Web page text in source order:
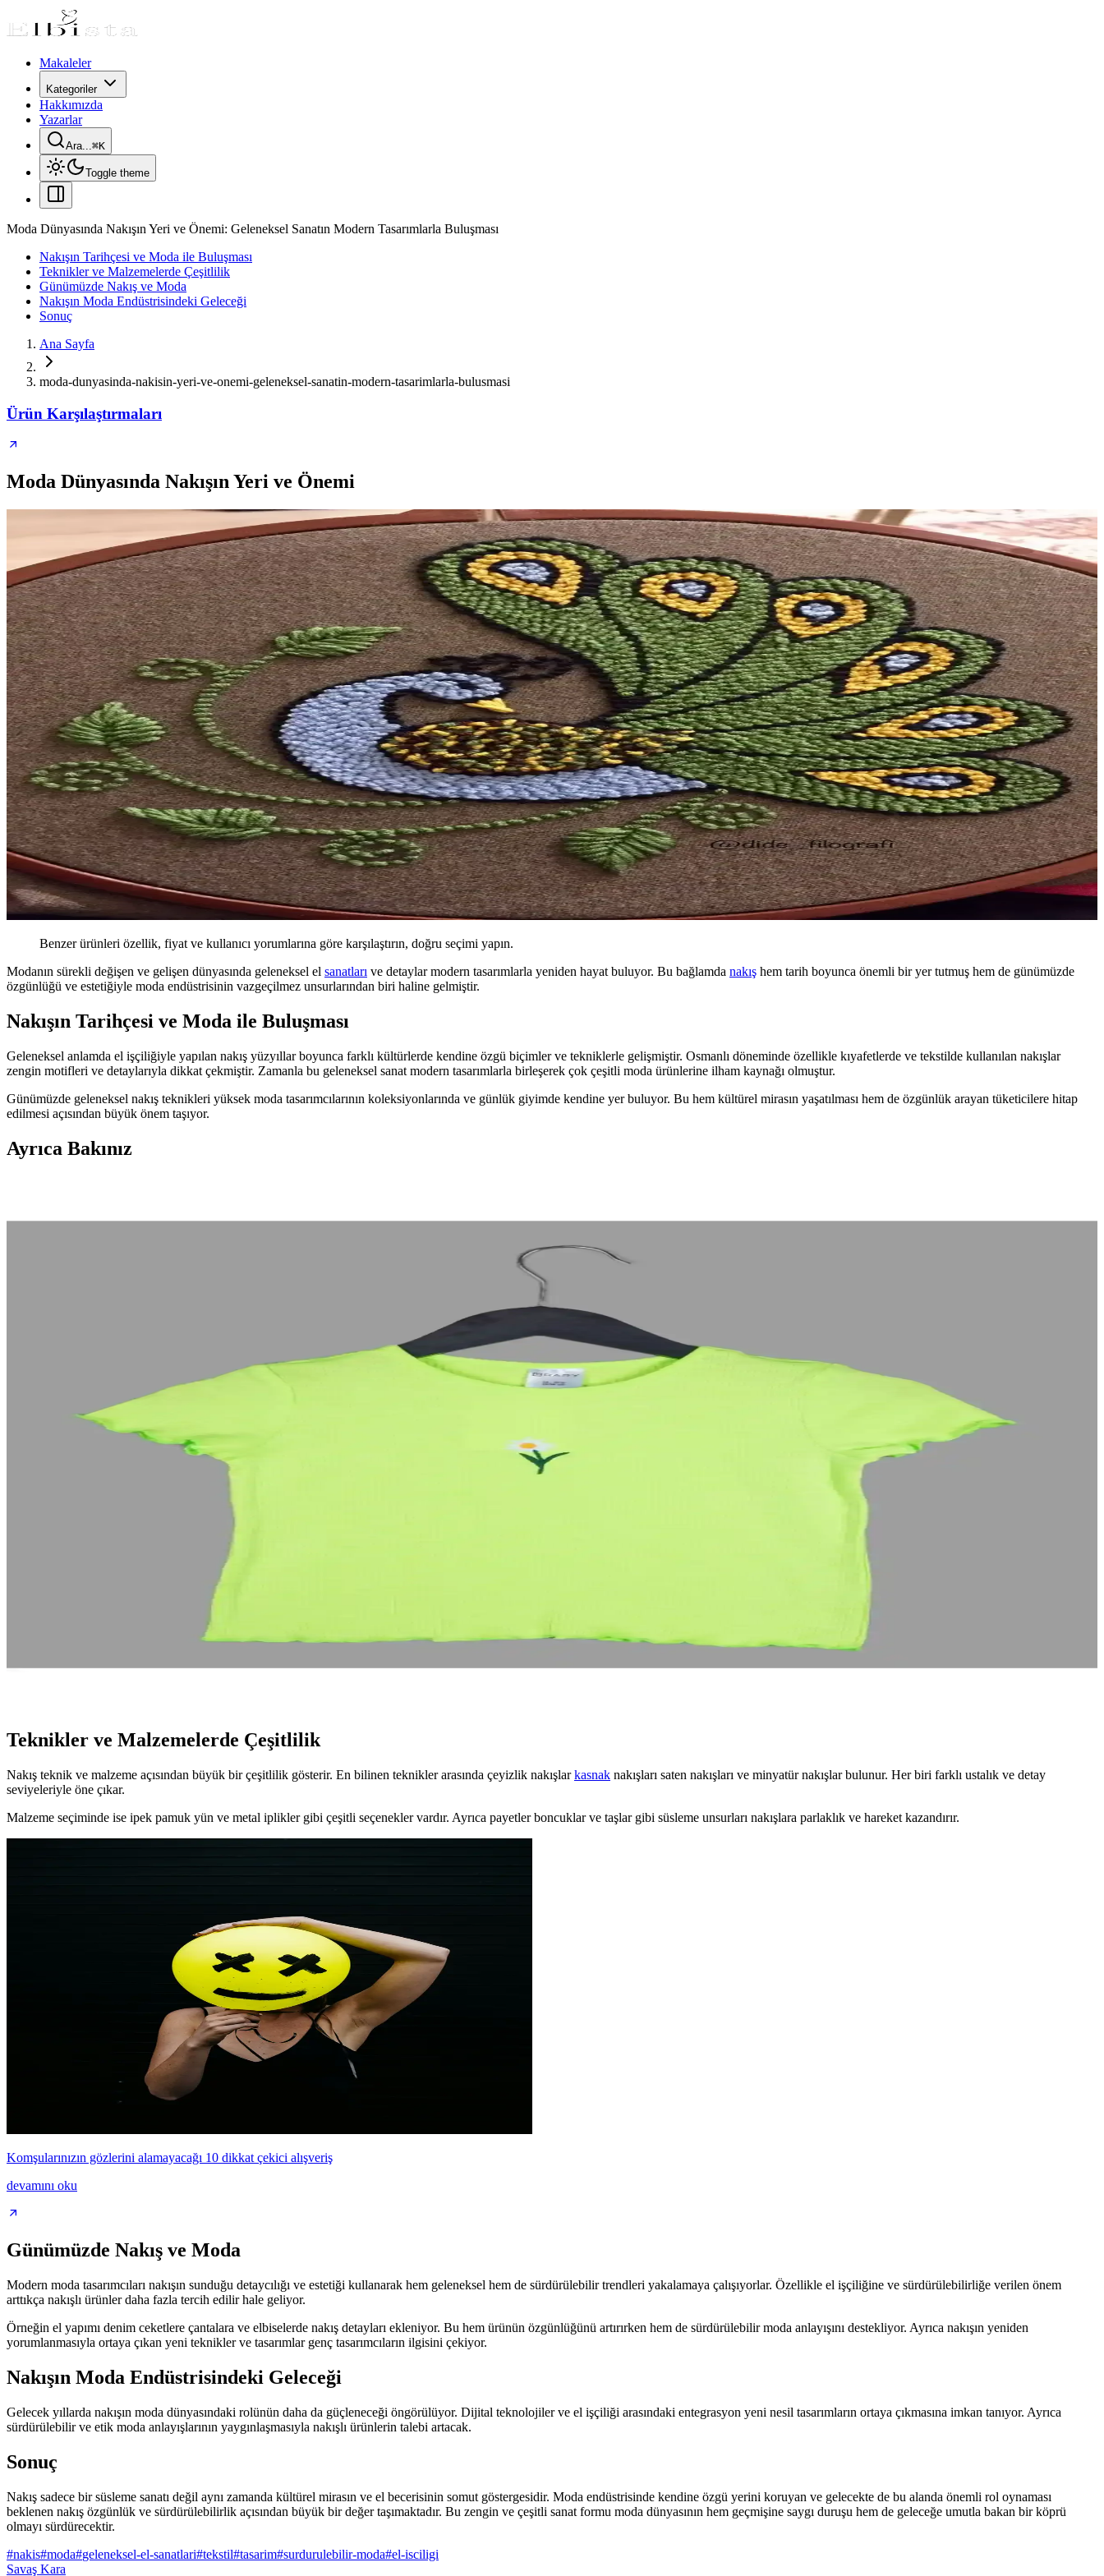
Makaleler
Kategoriler
Hakkımızda
Yazarlar
Ara...⌘K
Toggle theme
Moda Dünyasında Nakışın Yeri ve Önemi: Geleneksel Sanatın Modern Tasarımlarla Buluşması
Nakışın Tarihçesi ve Moda ile Buluşması
Teknikler ve Malzemelerde Çeşitlilik
Günümüzde Nakış ve Moda
Nakışın Moda Endüstrisindeki Geleceği
Sonuç
Ana Sayfa
moda-dunyasinda-nakisin-yeri-ve-onemi-geleneksel-sanatin-modern-tasarimlarla-bulusmasi
Ürün Karşılaştırmaları
Moda Dünyasında Nakışın Yeri ve Önemi
Benzer ürünleri özellik, fiyat ve kullanıcı yorumlarına göre karşılaştırın, doğru seçimi yapın.
Modanın sürekli değişen ve gelişen dünyasında geleneksel el sanatları ve detaylar modern tasarımlarla yeniden hayat buluyor. Bu bağlamda nakış hem tarih boyunca önemli bir yer tutmuş hem de günümüzde
özgünlüğü ve estetiğiyle moda endüstrisinin vazgeçilmez unsurlarından biri haline gelmiştir.
Nakışın Tarihçesi ve Moda ile Buluşması
Geleneksel anlamda el işçiliğiyle yapılan nakış yüzyıllar boyunca farklı kültürlerde kendine özgü biçimler ve tekniklerle gelişmiştir. Osmanlı döneminde özellikle kıyafetlerde ve tekstilde kullanılan nakışlar
zengin motifleri ve detaylarıyla dikkat çekmiştir. Zamanla bu geleneksel sanat modern tasarımlarla birleşerek çok çeşitli moda ürünlerine ilham kaynağı olmuştur.
Günümüzde geleneksel nakış teknikleri yüksek moda tasarımcılarının koleksiyonlarında ve günlük giyimde kendine yer buluyor. Bu hem kültürel mirasın yaşatılması hem de özgünlük arayan tüketicilere hitap
edilmesi açısından büyük önem taşıyor.
Ayrıca Bakınız
Pakistanlı Eid Kıyafetleri: Kültürel Miras ve Moda Çeşitliliğinin İncelenmesi
Pakistanlı Eid kıyafetleri, zengin nakışları ve canlı renkleriyle kültürel mirası yansıtır. Moda sektöründe model çeşitliliği sınırlıdır ve 'desi' terimi Pakistan modasıyla tam örtüşmez. Geleneksel kıyafetler
Cigit Nakışlı Mevsimlik Bebek Zıbın Takımı 0-3 Yaş Konfor ve Şıklık Sunar
Cigit markasının nakışlı mevsimlik zıbın takımı, %97 pamuk ve elastan içeriğiyle bebeklerin hassas cildine uygun, kolay bakım ve şıklık sunar, hareket özgürlüğü sağlar.
Ixir Nakış Armalı Mevsimlik Erkek Mont ve Ceket: Şık ve Fonksiyonel Tasarım
Şık nakış detayları ve dayanıklı kumaşıyla Ixir erkek mont ve ceket, rahatlık ve stil sunar. Türkiye üretimi, pratik kullanımıyla her mevsim tercih edilir.
Erkek Çok Renkli Fermarlı Nakış Detaylı Düz Paça Eşofman Altı Paketi 4'lü Set
Dört renk seçeneğiyle modern tasarıma sahip erkek eşofman altları, fermaralı cepleri ve nakış detaylarıyla spor ve günlük kullanım için ideal, rahat ve dayanıklı ürünler.
İşlemeli Yelek Modelleri: Tasarım, Teknikler ve Moda Dünyasındaki Önemi
İşlemeli yelekler, doğal kumaşlar ve çeşitli motiflerle tasarlanır. El nakışı, makine nakışı ve karma tekniklerle hazırlanan bu yelekler, hem günlük hem özel kullanıma uygun şık ve estetik ürünlerdir.
Krem Rengi Yağmurluklarda Nakış Tekniklerinin Moda ve Stil Üzerindeki Etkisi
Krem rengi yağmurluklarda nakış teknikleri, sade parçaları estetik ve fonksiyonel açıdan zenginleştirir. Makine nakışı ve boncuk detaylarıyla stilinizi kişiselleştirin ve modaya özgünlük katın.
Teknikler ve Malzemelerde Çeşitlilik
Nakış teknik ve malzeme açısından büyük bir çeşitlilik gösterir. En bilinen teknikler arasında çeyizlik nakışlarkasnak nakışları saten nakışları ve minyatür nakışlar bulunur. Her biri farklı ustalık ve detay
seviyeleriyle öne çıkar.
Malzeme seçiminde ise ipek pamuk yün ve metal iplikler gibi çeşitli seçenekler vardır. Ayrıca payetler boncuklar ve taşlar gibi süsleme unsurları nakışlara parlaklık ve hareket kazandırır.
Komşularınızın gözlerini alamayacağı 10 dikkat çekici alışveriş
devamını oku
Günümüzde Nakış ve Moda
Modern moda tasarımcıları nakışın sunduğu detaycılığı ve estetiği kullanarak hem geleneksel hem de sürdürülebilir trendleri yakalamaya çalışıyorlar. Özellikle el işçiliğine ve sürdürülebilirliğe verilen önem
arttıkça nakışlı ürünler daha fazla tercih edilir hale geliyor.
Örneğin el yapımı denim ceketlere çantalara ve elbiselerde nakış detayları ekleniyor. Bu hem ürünün özgünlüğünü artırırken hem de sürdürülebilir moda anlayışını destekliyor. Ayrıca nakışın yeniden
yorumlanmasıyla ortaya çıkan yeni teknikler ve tasarımlar genç tasarımcıların ilgisini çekiyor.
Nakışın Moda Endüstrisindeki Geleceği
Gelecek yıllarda nakışın moda dünyasındaki rolünün daha da güçleneceği öngörülüyor. Dijital teknolojiler ve el işçiliği arasındaki entegrasyon yeni nesil tasarımların ortaya çıkmasına imkan tanıyor. Ayrıca
sürdürülebilir ve etik moda anlayışlarının yaygınlaşmasıyla nakışlı ürünlerin talebi artacak.
Sonuç
Nakış sadece bir süsleme sanatı değil aynı zamanda kültürel mirasın ve el becerisinin somut göstergesidir. Moda endüstrisinde kendine özgü yerini koruyan ve gelecekte de bu alanda önemli rol oynaması
beklenen nakış özgünlük ve sürdürülebilirlik açısından büyük bir değer taşımaktadır. Bu zengin ve çeşitli sanat formu moda dünyasının hem geçmişine saygı duruşu hem de geleceğe umutla bakan bir köprü
olmayı sürdürecektir.
#nakis#moda#geleneksel-el-sanatlari#tekstil#tasarim#surdurulebilir-moda#el-isciligi
Savaş Kara